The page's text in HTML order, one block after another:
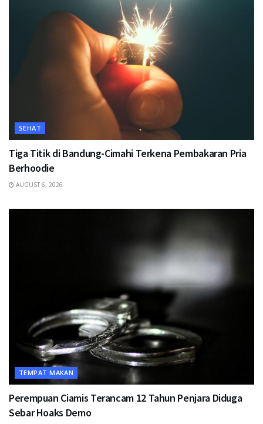
SEHAT
Tiga Titik di Bandung-Cimahi Terkena Pembakaran Pria
Berhoodie
AUGUST 6, 2026
TEMPAT MAKAN
Perempuan Ciamis Terancam 12 Tahun Penjara Diduga
Sebar Hoaks Demo